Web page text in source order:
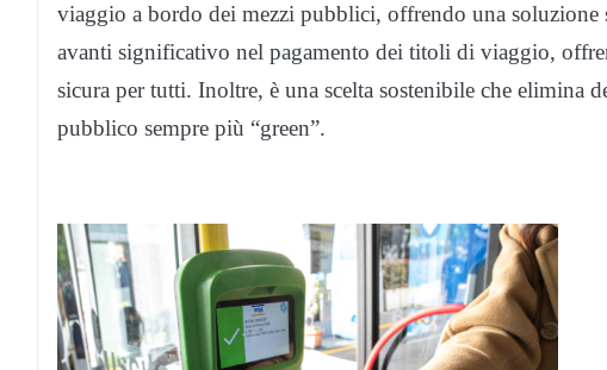
viaggio a bordo dei mezzi pubblici, offrendo una soluzione
avanti significativo nel pagamento dei titoli di viaggio,
sicura per tutti. Inoltre, è una scelta sostenibile che elimina
pubblico sempre più “green”.